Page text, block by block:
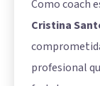
Como coach
Cristina
profesional